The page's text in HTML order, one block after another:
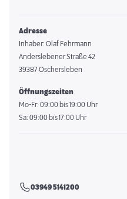
Adresse
Inhaber: Olaf Fehrmann
Anderslebener Straße 42
39387 Oschersleben
Öffnungszeiten
Mo-Fr: 09:00 bis 19:00 Uhr
Sa: 09:00 bis 17:00 Uhr
03949 5141200